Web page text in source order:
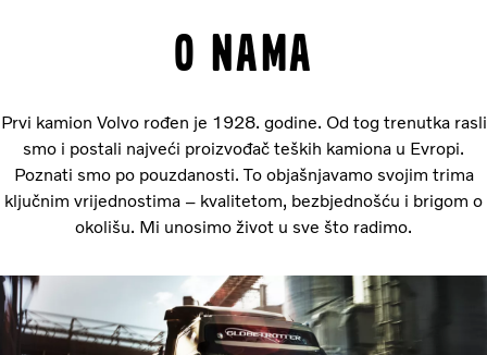
O NAMA
Prvi kamion Volvo rođen je 1928. godine. Od tog trenutka rasli
smo i postali najveći proizvođač teških kamiona u Evropi.
Poznati smo po pouzdanosti. To objašnjavamo svojim trima
ključnim vrijednostima – kvalitetom, bezbjednošću i brigom o
okolišu. Mi unosimo život u sve što radimo.